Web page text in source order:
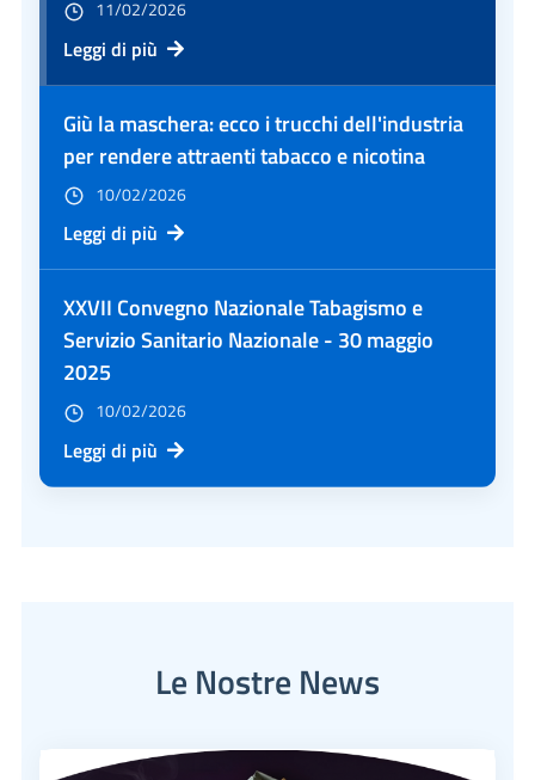
11/02/2026
Leggi di più
Giù la maschera: ecco i trucchi dell'industria
per rendere attraenti tabacco e nicotina
10/02/2026
Leggi di più
XXVII Convegno Nazionale Tabagismo e
Servizio Sanitario Nazionale - 30 maggio
2025
10/02/2026
Leggi di più
Le Nostre News